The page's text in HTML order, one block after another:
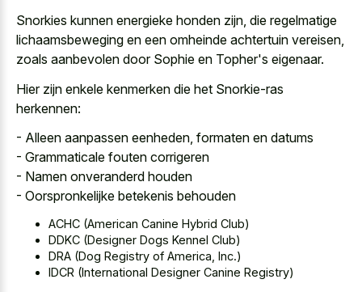
Snorkies kunnen energieke honden zijn, die regelmatige
lichaamsbeweging en een omheinde achtertuin vereisen,
zoals aanbevolen door Sophie en Topher's eigenaar.
Hier zijn enkele kenmerken die het Snorkie-ras
herkennen:
- Alleen aanpassen eenheden, formaten en datums
- Grammaticale fouten corrigeren
- Namen onveranderd houden
- Oorspronkelijke betekenis behouden
ACHC (American Canine Hybrid Club)
DDKC (Designer Dogs Kennel Club)
DRA (Dog Registry of America, Inc.)
IDCR (International Designer Canine Registry)